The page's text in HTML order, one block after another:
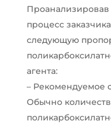
процесс
следующую
агента:
– Рекомендуемое
Обычно